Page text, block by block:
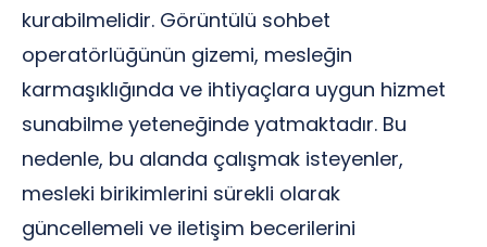
kurabilmelidir. Görüntülü sohbet
operatörlüğünün gizemi, mesleğin
karmaşıklığında ve ihtiyaçlara uygun hizmet
sunabilme yeteneğinde yatmaktadır. Bu
nedenle, bu alanda çalışmak isteyenler,
mesleki birikimlerini sürekli olarak
güncellemeli ve iletişim becerilerini